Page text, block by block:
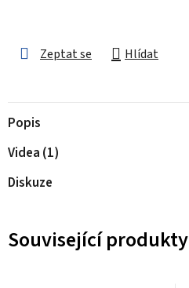
Zeptat se Hlídat
Popis
Videa (1)
Diskuze
Související produkty